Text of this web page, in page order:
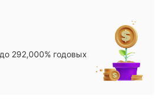
292,000% годовых